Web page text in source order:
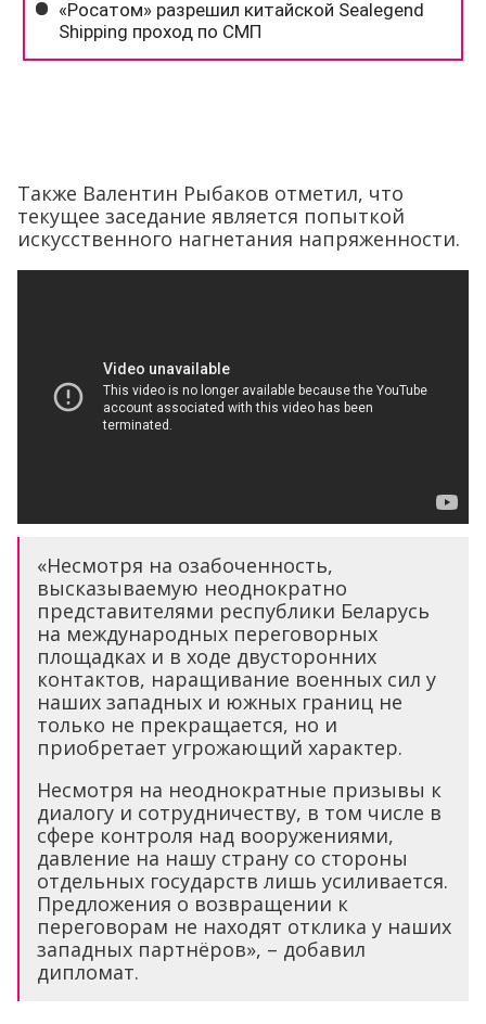
Также Валентин Рыбаков отметил, что
текущее заседание является попыткой
искусственного нагнетания напряженности.
«Несмотря на озабоченность,
высказываемую неоднократно
представителями республики Беларусь
на международных переговорных
площадках и в ходе двусторонних
контактов, наращивание военных сил у
наших западных и южных границ не
только не прекращается, но и
приобретает угрожающий характер.
Несмотря на неоднократные призывы к
диалогу и сотрудничеству, в том числе в
сфере контроля над вооружениями,
давление на нашу страну со стороны
отдельных государств лишь усиливается.
Предложения о возвращении к
переговорам не находят отклика у наших
западных партнёров», – добавил
дипломат.